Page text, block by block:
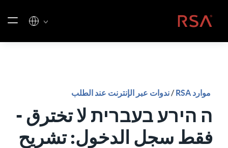
الصفحة الرئيسية
موارد RSA /ندوات عبر الإنترنت عند الطلب
ה הירע בעברית لا تخترق -
فقط سجل الدخول: تشريح